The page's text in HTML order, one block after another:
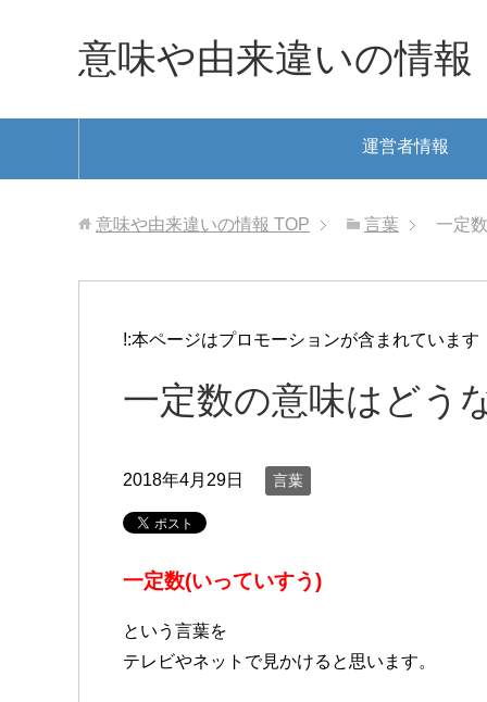
意味や由来違いの情報
運営者情報
意味や由来違いの情報 TOP 言葉 一定
!:本ページはプロモーションが含まれています
一定数の意味はどう
2018年4月29日 言葉
一定数(いっていすう)
という言葉を
テレビやネットで見かけると思います。